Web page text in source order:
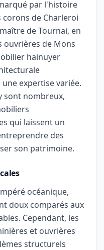
par l'histoire
de Charleroi
de Tournai, en
ouvrières de Mons
hainuyer
expertise variée.
sont nombreux,
qui laissent un
des
son patrimoine.
océanique,
doux comparés aux
Cependant, les
et ouvrières
structurels